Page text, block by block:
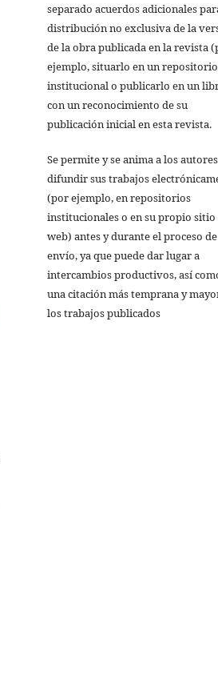
separado acuerdos adicionales
distribución no exclusiva de la
de la obra publicada en la revista
ejemplo, situarlo en un repositorio
institucional o publicarlo en un
con un reconocimiento de su
publicación inicial en esta revista.
Se permite y se anima a los
difundir sus trabajos
(por ejemplo, en repositorios
institucionales o en su propio sitio
web) antes y durante el proceso de
envío, ya que puede dar lugar a
intercambios productivos, así
una citación más temprana y
los trabajos publicados